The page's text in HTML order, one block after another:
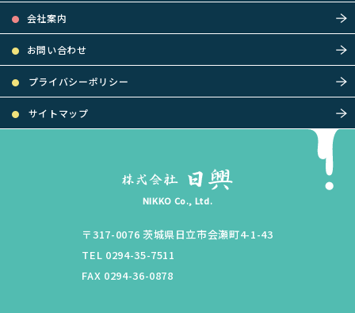
会社案内
お問い合わせ
プライバシーポリシー
サイトマップ
NIKKO Co., Ltd.
〒317-0076 茨城県日立市会瀬町4-1-43
TEL 0294-35-7511
FAX 0294-36-0878